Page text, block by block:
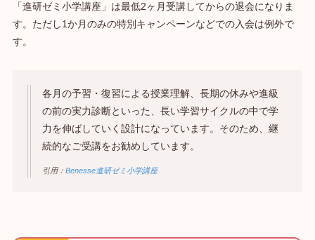
「進研ゼミ小学講座」は最低2ヶ月受講してからの退会になりま
す。ただし1か月のみの特別キャンペーンなどでの入会は例外で
す。
各月の予習・復習による授業理解、長期の休みや進級
の前の実力診断といった、長い学習サイクルの中で学
力を伸ばしていく設計になっています。そのため、継
続的なご受講をお勧めしています。
引用： Benesse進研ゼミ小学講座